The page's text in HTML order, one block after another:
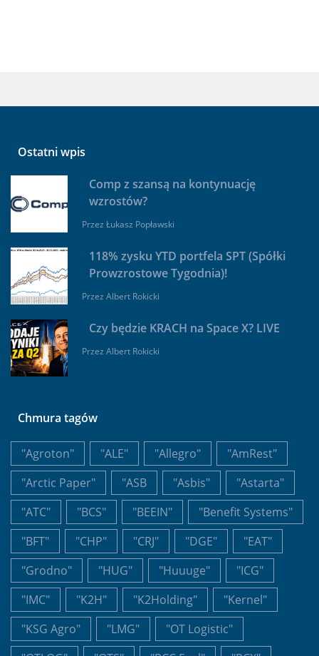
Ostatni wpis
Comp z szansą na kontynuację
wzrostów?
Przez Łukasz Popławski
118% zysku YTD portfela SPT (Spółki
Prowzrostowe Tygodnia)!
Przez Albert Rokicki
Czy będzie KRACH na Space X? LIVE
Przez Albert Rokicki
Chmura tagów
"Agroton" "ALE" "Allegro"
"AmRest"
"Arctic Paper"
"ASB "Asbis"
"Astarta"
"ATC"
"BCS" "BEEIN"
"Benefit Systems"
"BFT"
"CHP" "CRJ" "DGE"
"EAT"
"Grodno"
"HUG" "Huuuge"
"ICG"
"IMC"
"K2H" "K2Holding"
"Kernel"
"KSG Agro"
"LMG"
"OT Logistic"